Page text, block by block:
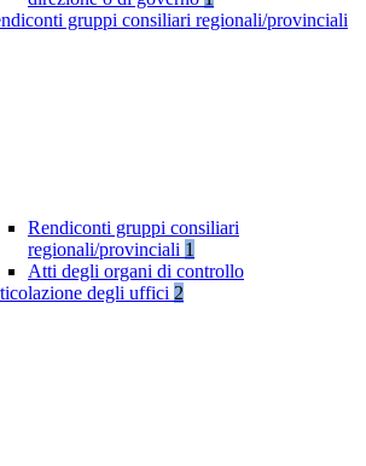
gruppi consiliari regionali/provinciali
Rendiconti gruppi consiliari
regionali/provinciali 1
Atti degli organi di controllo
degli uffici 2